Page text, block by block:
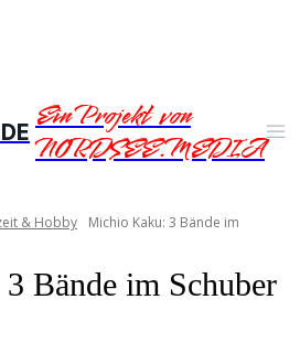
Ein Projekt von
NORDSEE.MEDIA
& Hobby
Michio Kaku: 3 Bände im
Bände im Schuber